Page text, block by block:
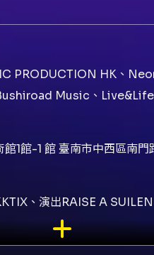
PRODUCTION HK、
Music、Live&Life
館1館-1 館 臺南市中西區南門
、演出RAISE A